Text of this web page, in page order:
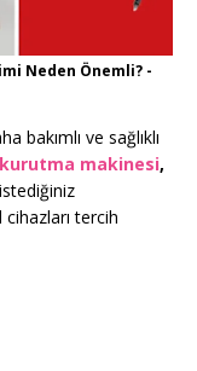
Neden Önemli? -
bakımlı ve sağlıklı
makinesi,
tercih